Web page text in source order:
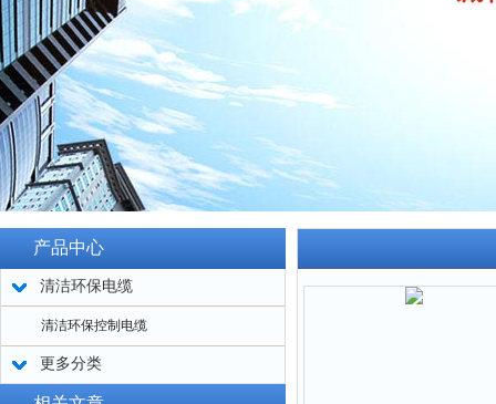
产品中心
清洁环保电缆
清洁环保控制电缆
更多分类